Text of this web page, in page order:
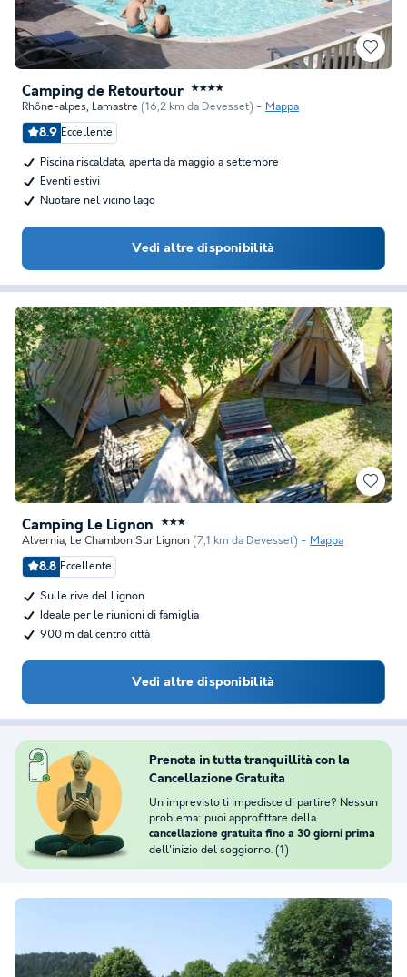
Camping de Retourtour ★★★★
Rhône-alpes, Lamastre (16,2 km da Devesset) Mappa
8.9 Eccellente
Piscina riscaldata, aperta da maggio a settembre
Eventi estivi
Nuotare nel vicino lago
Vedi altre disponibilità
Camping Le Lignon ★★★
Alvernia, Le Chambon Sur Lignon (7,1 km da Devesset) Mappa
8.8 Eccellente
Sulle rive del Lignon
Ideale per le riunioni di famiglia
900 m dal centro città
Vedi altre disponibilità
Prenota in tutta tranquillità con la
Cancellazione Gratuita
Un imprevisto ti impedisce di partire? Nessun
problema: puoi approfittare della
cancellazione gratuita fino a 30 giorni prima
dell'inizio del soggiorno. (1)